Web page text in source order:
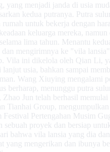
yang menjadi janda di usia
kedua putranya. Putra
rumah untuk bekerja dengan
keluarga mereka,
lima tahun. Menantu
dan mengirimnya ke "vila
Vila ini dikelola oleh Qian Li,
lanjut usia, bahkan sampai
Wang Xiuying mengalami
berharap, menunggu putra
Zhao Jun telah berhasil
Tianhai Group, mengumpulkan
Festival Pertengahan Musim
sebuah proyek dan bersiap
bahwa vila lansia yang dia
yang mengerikan dan ibunya